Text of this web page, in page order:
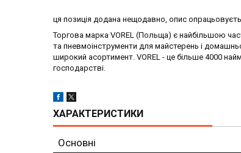
ця позиція додана нещодавно, опис
Торгова марка VOREL (Польща) є найбільшою
та пневмоінструменти для майстерень і
широкий асортимент. VOREL - це більше 4000
господарстві.
ХАРАКТЕРИСТИКИ
Основні